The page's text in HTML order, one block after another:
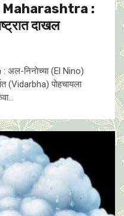
:
दाखल
निनाेच्या (El Nino)
(Vidarbha) पाेहचायला